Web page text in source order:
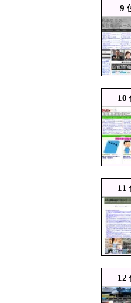
08/
08/
08/
08/
08/
08/
08/07
08/07
08/
08/
08/
08/
08/
08/
08/
08/
9
10
11
12